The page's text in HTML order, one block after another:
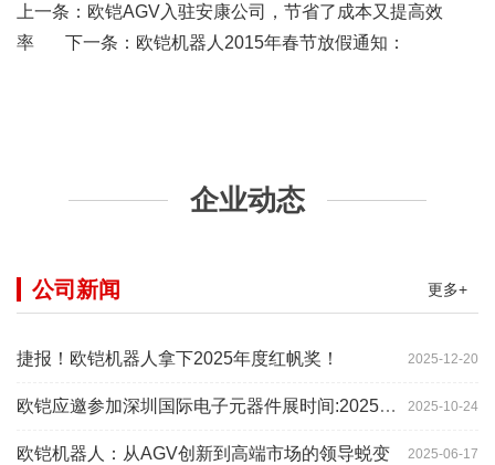
上一条： 欧铠AGV入驻安康公司，节省了成本又提高效
率 下一条： 欧铠机器人2015年春节放假通知：
企业动态
更多+
公司新闻
2025-12-20
捷报！欧铠机器人拿下2025年度红帆奖！
2025-10-24
欧铠应邀参加深圳国际电子元器件展时间:2025年10月28-
2025-06-17
欧铠机器人：从AGV创新到高端市场的领导蜕变